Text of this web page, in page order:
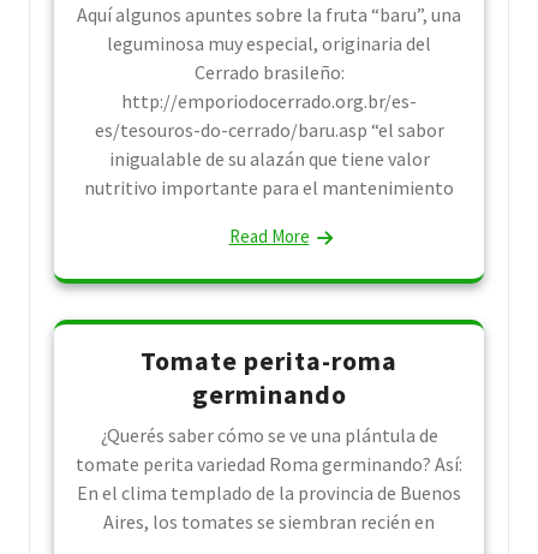
Aquí algunos apuntes sobre la fruta “baru”, una
leguminosa muy especial, originaria del
Cerrado brasileño:
http://emporiodocerrado.org.br/es-
es/tesouros-do-cerrado/baru.asp “el sabor
inigualable de su alazán que tiene valor
nutritivo importante para el mantenimiento
Read More
Tomate perita-roma
germinando
¿Querés saber cómo se ve una plántula de
tomate perita variedad Roma germinando? Así:
En el clima templado de la provincia de Buenos
Aires, los tomates se siembran recién en